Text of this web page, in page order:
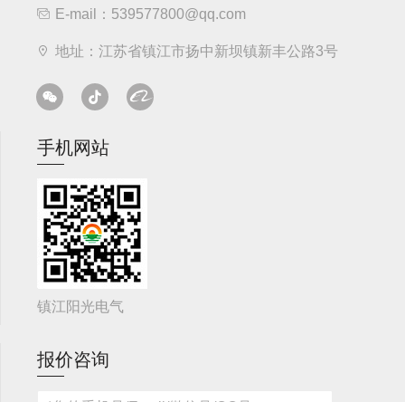
E-mail：539577800@qq.com
地址：江苏省镇江市扬中新坝镇新丰公路3号
手机网站
镇江阳光电气
报价咨询